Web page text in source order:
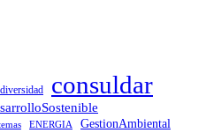
consuldar
ENERGIA GestionAmbiental